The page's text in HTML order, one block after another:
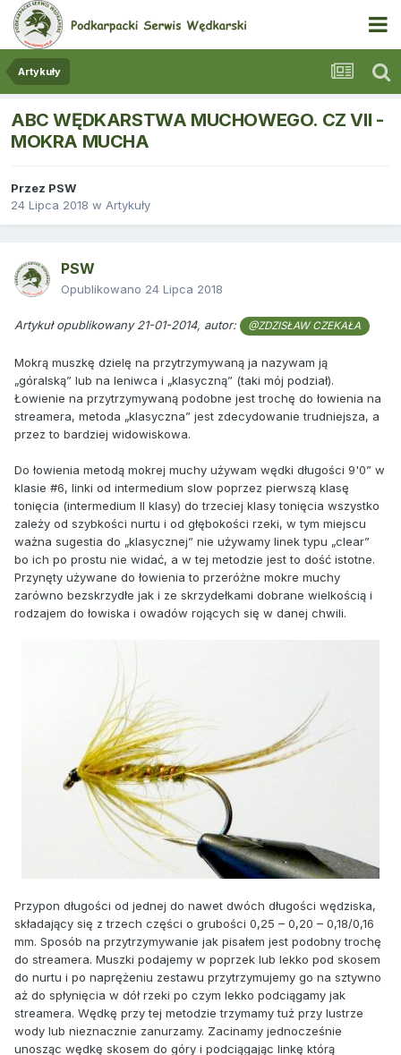
Artykuły
ABC WĘDKARSTWA MUCHOWEGO. CZ VII -
MOKRA MUCHA
Przez PSW
24 Lipca 2018 w Artykuły
PSW
Opublikowano 24 Lipca 2018
Artykuł opublikowany 21-01-2014, autor: @ZDZISŁAW CZEKAŁA
Mokrą muszkę dzielę na przytrzymywaną ja nazywam ją
„góralską” lub na leniwca i „klasyczną” (taki mój podział).
Łowienie na przytrzymywaną podobne jest trochę do łowienia na
streamera, metoda „klasyczna” jest zdecydowanie trudniejsza, a
przez to bardziej widowiskowa.
Do łowienia metodą mokrej muchy używam wędki długości 9'0” w
klasie #6, linki od intermedium slow poprzez pierwszą klasę
tonięcia (intermedium II klasy) do trzeciej klasy tonięcia wszystko
zależy od szybkości nurtu i od głębokości rzeki, w tym miejscu
ważna sugestia do „klasycznej” nie używamy linek typu „clear”
bo ich po prostu nie widać, a w tej metodzie jest to dość istotne.
Przynęty używane do łowienia to przeróżne mokre muchy
zarówno bezskrzydłe jak i ze skrzydełkami dobrane wielkością i
rodzajem do łowiska i owadów rojących się w danej chwili.
Przypon długości od jednej do nawet dwóch długości wędziska,
składający się z trzech części o grubości 0,25 – 0,20 – 0,18/0,16
mm. Sposób na przytrzymywanie jak pisałem jest podobny trochę
do streamera. Muszki podajemy w poprzek lub lekko pod skosem
do nurtu i po naprężeniu zestawu przytrzymujemy go na sztywno
aż do spłynięcia w dół rzeki po czym lekko podciągamy jak
streamera. Wędkę przy tej metodzie trzymamy tuż przy lustrze
wody lub nieznacznie zanurzamy. Zacinamy jednocześnie
unosząc wędkę skosem do góry i podciągając linkę którą